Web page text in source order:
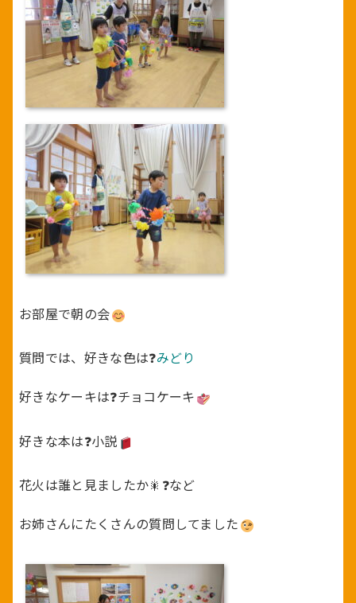
お部屋で朝の会
質問では、好きな色は❓みどり
好きなケーキは❓チョコケーキ
好きな本は❓小説
花火は誰と見ましたか🎇❓など
お姉さんにたくさんの質問してました